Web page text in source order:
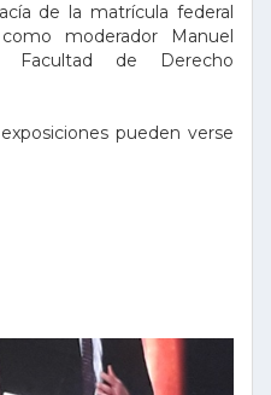
de la matrícula federal
moderador Manuel
Facultad de Derecho
pueden verse